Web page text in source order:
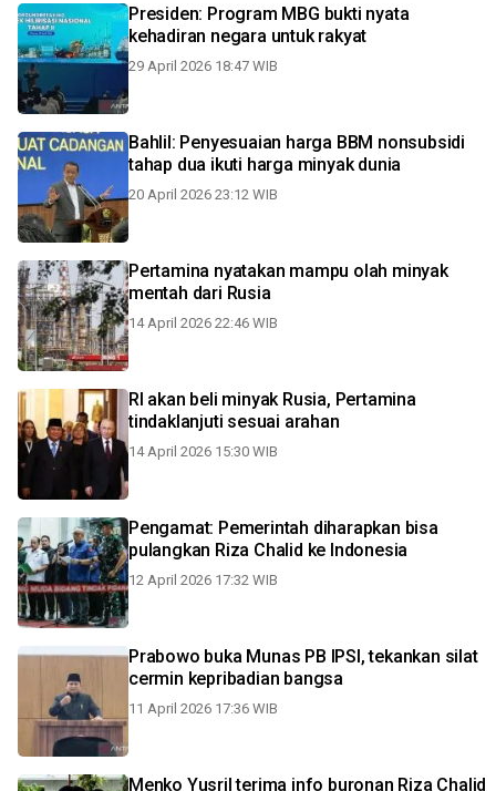
Presiden: Program MBG bukti nyata
kehadiran negara untuk rakyat
29 April 2026 18:47 WIB
Bahlil: Penyesuaian harga BBM nonsubsidi
tahap dua ikuti harga minyak dunia
20 April 2026 23:12 WIB
Pertamina nyatakan mampu olah minyak
mentah dari Rusia
14 April 2026 22:46 WIB
RI akan beli minyak Rusia, Pertamina
tindaklanjuti sesuai arahan
14 April 2026 15:30 WIB
Pengamat: Pemerintah diharapkan bisa
pulangkan Riza Chalid ke Indonesia
12 April 2026 17:32 WIB
Prabowo buka Munas PB IPSI, tekankan silat
cermin kepribadian bangsa
11 April 2026 17:36 WIB
Menko Yusril terima info buronan Riza Chalid